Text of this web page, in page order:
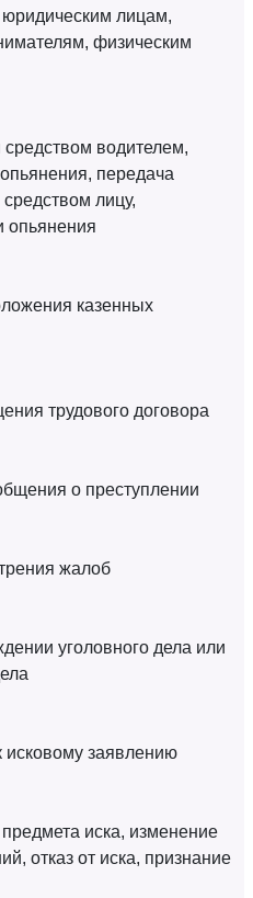
лицам,
физическим
водителем,
передача
лицу,
опьянения
казенных
трудового договора
о преступлении
жалоб
уголовного дела или
заявлению
иска, изменение
отказ от иска, признание